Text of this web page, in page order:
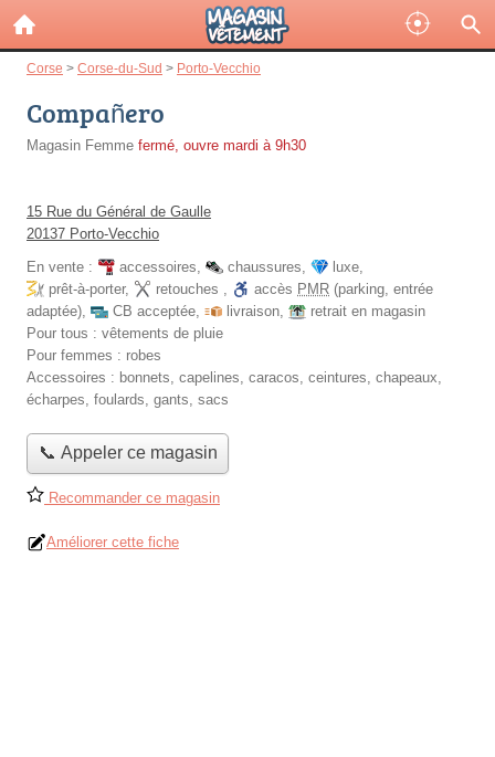
Corse > Corse-du-Sud > Porto-Vecchio
Compañero
Magasin Femme fermé, ouvre mardi à 9h30
15 Rue du Général de Gaulle
20137 Porto-Vecchio
En vente :
accessoires, chaussures, luxe,
prêt-à-porter, retouches , accès PMR (parking, entrée
adaptée), CB acceptée, livraison,
retrait en magasin
Pour tous : vêtements de pluie
Pour femmes : robes
Accessoires : bonnets, capelines, caracos, ceintures, chapeaux,
écharpes, foulards, gants, sacs
📞 Appeler ce magasin
Recommander ce magasin
Améliorer cette fiche